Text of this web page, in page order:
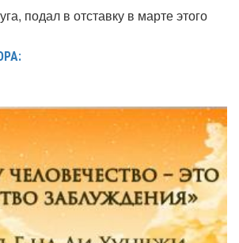
подал в отставку в марте этого